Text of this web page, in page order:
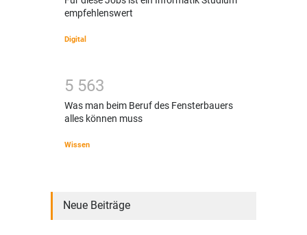
empfehlenswert
Digital
5 563
Was man beim Beruf des Fensterbauers
alles können muss
Wissen
Neue Beiträge